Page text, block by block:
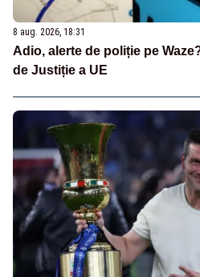
8 aug. 2026, 18:31
Adio, alerte de poliție pe
de Justiție a UE